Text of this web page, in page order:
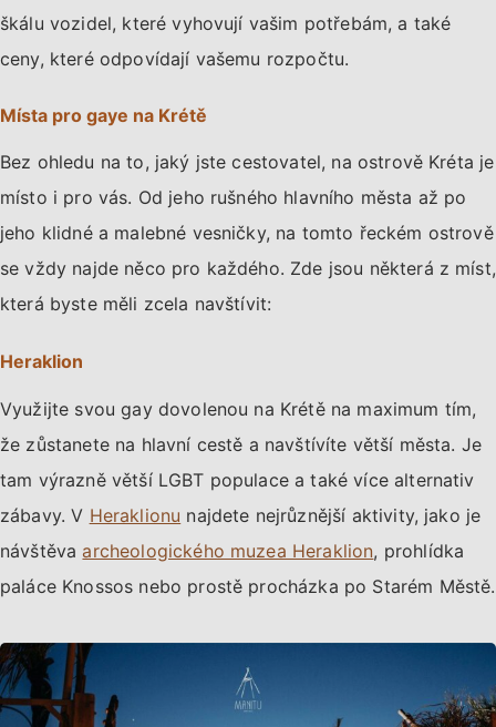
škálu vozidel, které vyhovují vašim potřebám, a také
ceny, které odpovídají vašemu rozpočtu.
Místa pro gaye na Krétě
Bez ohledu na to, jaký jste cestovatel, na ostrově Kréta je
místo i pro vás. Od jeho rušného hlavního města až po
jeho klidné a malebné vesničky, na tomto řeckém ostrově
se vždy najde něco pro každého. Zde jsou některá z míst,
která byste měli zcela navštívit:
Heraklion
Využijte svou gay dovolenou na Krétě na maximum tím,
že zůstanete na hlavní cestě a navštívíte větší města. Je
tam výrazně větší LGBT populace a také více alternativ
zábavy. V Heraklionu najdete nejrůznější aktivity, jako je
návštěvaarcheologického muzea Heraklion, prohlídka
paláce Knossos nebo prostě procházka po Starém Městě.